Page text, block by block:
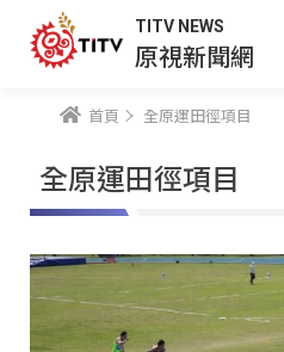
TITV NEWS
原視新聞網
首頁 全原運田徑項目
全原運田徑項目